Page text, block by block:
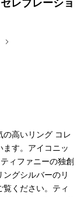
レブレーショ
の高いリング コレ
ます。アイコニッ
ィファニーの独創
グシルバーのリ
ください。ティ